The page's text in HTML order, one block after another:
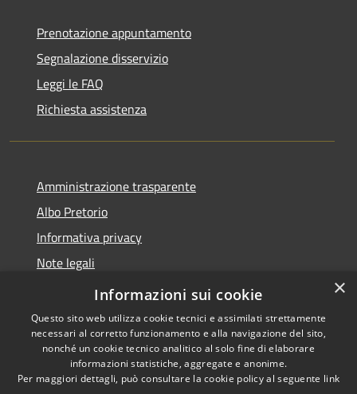
Prenotazione appuntamento
Segnalazione disservizio
Leggi le FAQ
Richiesta assistenza
Amministrazione trasparente
Albo Pretorio
Informativa privacy
Note legali
Dichiarazione di accessibilità
Accessibilità
Copyright © 2026 • Comune di
Casteldidone • Powered by
×
Informazioni sui cookie
Questo sito web utilizza cookie tecnici e assimilati strettamente
necessari al corretto funzionamento e alla navigazione del sito,
nonché un cookie tecnico analitico al solo fine di elaborare
informazioni statistiche, aggregate e anonime.
Per maggiori dettagli, può consultare la cookie policy al seguente link